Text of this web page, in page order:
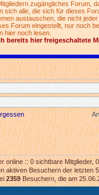
zugängliches Forum,
sich alle, die sich für dieses
austauschen, die nicht
Forum eingestellt, nur noch
hier noch lesen.
bereits hier freigeschaltete
online :: 0 sichtbare Mitglieder,
aktiven Besuchern der letzten
2359Besuchern, die am